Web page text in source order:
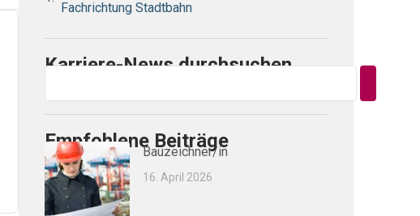
Fachrichtung Stadtbahn
Karriere-News durchsuchen
Empfohlene Beiträge
Bauzeichner/in
16. April 2026